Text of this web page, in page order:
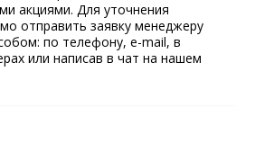
акциями. Для уточнения
отправить заявку менеджеру
по телефону, e-mail, в
или написав в чат на нашем